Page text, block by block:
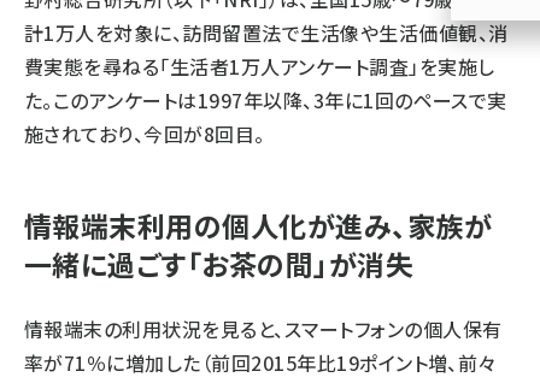
計1万人を対象に、訪問留置法で生活像や生活価値観、消
費実態を尋ねる「生活者1万人アンケート調査」を実施し
た。このアンケートは1997年以降、3年に1回のペースで実
施されており、今回が8回目。
情報端末利用の個人化が進み、家族が
一緒に過ごす「お茶の間」が消失
情報端末の利用状況を見ると、スマートフォンの個人保有
率が71％に増加した（前回2015年比19ポイント増、前々